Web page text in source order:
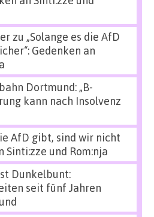
zu „Solange es die AfD
Gedenken an
Dortmund: „B-
kann nach Insolvenz
AfD gibt, sind wir nicht
Sinti:zze und Rom:nja
Dunkelbunt:
seit fünf Jahren